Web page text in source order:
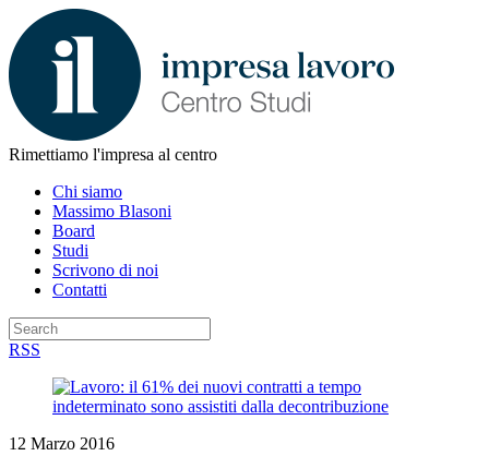
Rimettiamo l'impresa al centro
Chi siamo
Massimo Blasoni
Board
Studi
Scrivono di noi
Contatti
RSS
12 Marzo 2016